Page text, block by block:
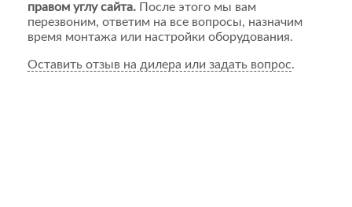
правом углу сайта. После этого мы вам
перезвоним, ответим на все вопросы, назначим
время монтажа или настройки оборудования.
Оставить отзыв на дилера или задать вопрос.